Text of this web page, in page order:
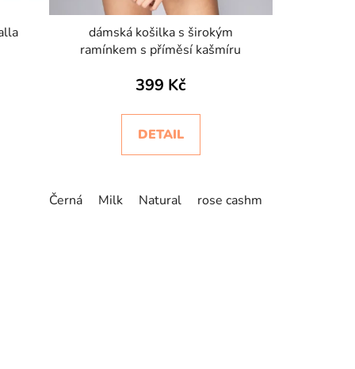
dámská košilka s širokým
ramínkem s příměsí kašmíru
399 Kč
DETAIL
Černá Milk Natural rose cashm